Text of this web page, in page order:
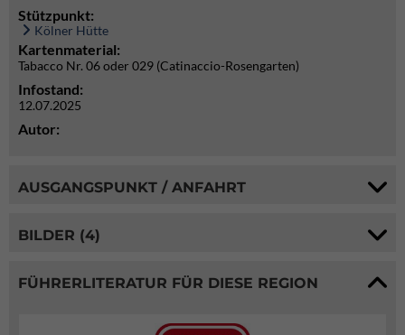
Stützpunkt:
Kölner Hütte
Kartenmaterial:
Tabacco Nr. 06 oder 029 (Catinaccio-Rosengarten)
Infostand:
12.07.2025
Autor:
AUSGANGSPUNKT / ANFAHRT
BILDER (4)
FÜHRERLITERATUR FÜR DIESE REGION